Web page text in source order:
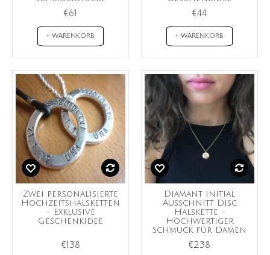
€61
+ WARENKORB
€44
+ WARENKORB
Zwei personalisierte
Hochzeitshalsketten
- Exklusive
Geschenkidee
€138
Diamant Initial
Ausschnitt Disc
Halskette -
Hochwertiger
Schmuck für Damen
€238